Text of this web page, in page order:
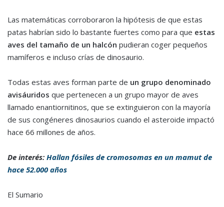
Las matemáticas corroboraron la hipótesis de que estas
patas habrían sido lo bastante fuertes como para que estas
aves del tamaño de un halcón pudieran coger pequeños
mamíferos e incluso crías de dinosaurio.
Todas estas aves forman parte de un grupo denominado
avisáuridos que pertenecen a un grupo mayor de aves
llamado enantiornitinos, que se extinguieron con la mayoría
de sus congéneres dinosaurios cuando el asteroide impactó
hace 66 millones de años.
De interés: Hallan fósiles de cromosomas en un mamut de
hace 52.000 años
El Sumario